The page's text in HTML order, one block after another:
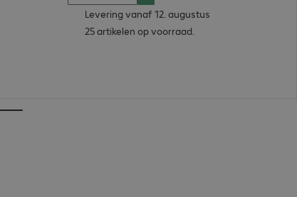
Levering vanaf 12. augustus
25 artikelen op voorraad.